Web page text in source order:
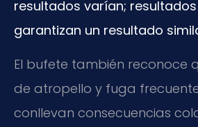
resultados varían;
garantizan un resultado
El bufete también reconoce
de atropello y fuga
conllevan consecuencias